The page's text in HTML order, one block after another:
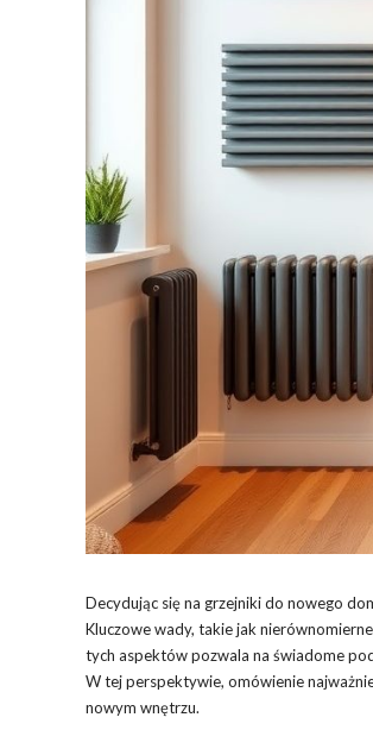
Decydując się na grzejniki do nowego
Kluczowe wady, takie jak
tych aspektów pozwala na świadome
W tej perspektywie, omówienie
nowym wnętrzu.